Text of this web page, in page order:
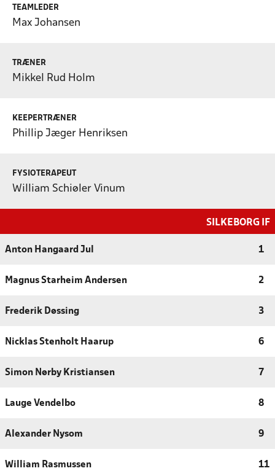
TEAMLEDER
Max Johansen
TRÆNER
Mikkel Rud Holm
KEEPERTRÆNER
Phillip Jæger Henriksen
FYSIOTERAPEUT
William Schiøler Vinum
SILKEBORG IF
Anton Hangaard Jul 1
Magnus Starheim Andersen 2
Frederik Døssing 3
Nicklas Stenholt Haarup 6
Simon Nørby Kristiansen 7
Lauge Vendelbo 8
Alexander Nysom 9
William Rasmussen 11